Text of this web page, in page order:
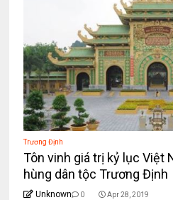
Trương Định
Tôn vinh giá trị kỷ lục Việt
hùng dân tộc Trương Định
Unknown 0 Apr 28, 2019